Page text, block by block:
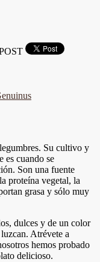
Su cultivo y
es cuando se
Son una fuente
proteína vegetal, la
grasa y sólo muy
dulces y de un color
Atrévete a
hemos probado
delicioso.